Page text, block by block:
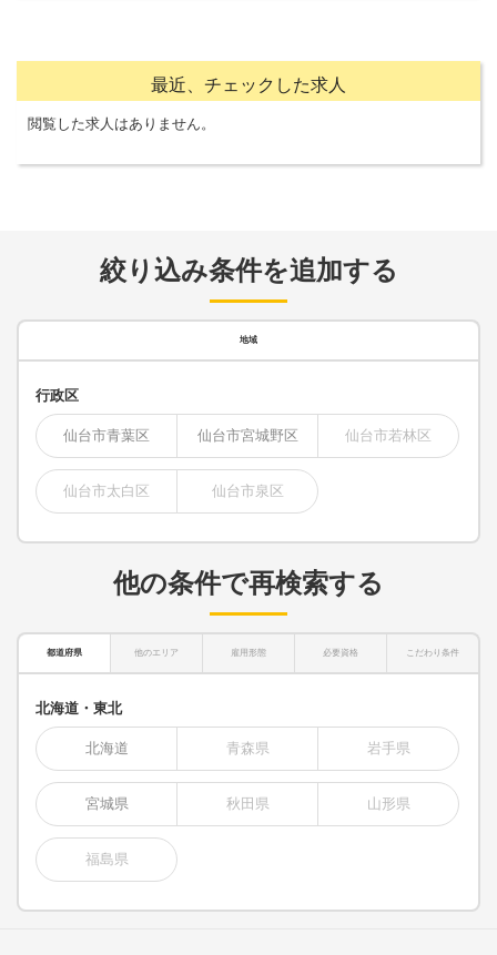
最近、チェックした求人
閲覧した求人はありません。
絞り込み条件を追加する
地域
行政区
仙台市青葉区 仙台市宮城野区 仙台市若林区
仙台市太白区 仙台市泉区
他の条件で再検索する
都道府県 他のエリア 雇用形態 必要資格 こだわり条件
北海道・東北
北海道 青森県 岩手県
宮城県 秋田県 山形県
福島県